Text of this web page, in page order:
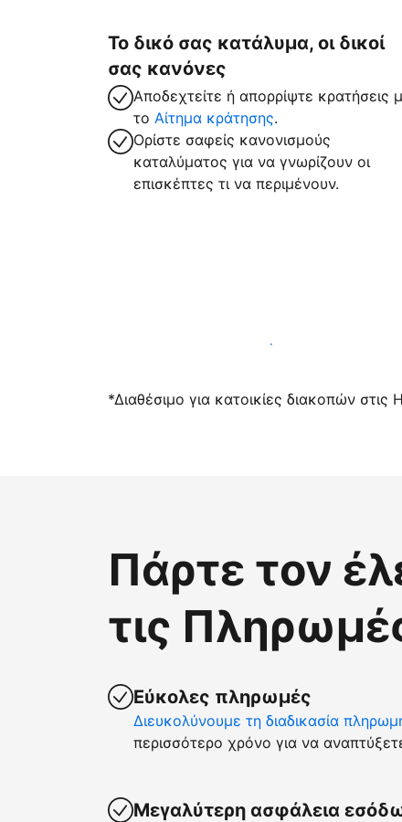
Το δικό σας κατάλυμα, οι δικοί
σας κανόνες
Αποδεχτείτε ή απορρίψτε κρατήσεις
το Αίτημα κράτησης.
Ορίστε σαφείς κανονισμούς
καταλύματος για να γνωρίζουν οι
επισκέπτες τι να περιμένουν.
Υποδεχτείτε επισκέπτες μαζί μας
*Διαθέσιμο για κατοικίες διακοπών
Πάρτε τον
τις
Εύκολες πληρωμές
Διευκολύνουμε τη διαδικασία
περισσότερο χρόνο για να
Μεγαλύτερη ασφάλεια